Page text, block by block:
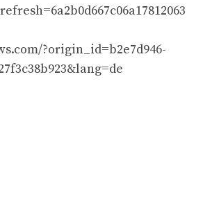
?origin_id=b2e7d946-